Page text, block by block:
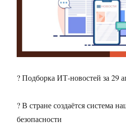
? Подборка ИТ-новостей за 29
? В стране создаётся система
безопасности